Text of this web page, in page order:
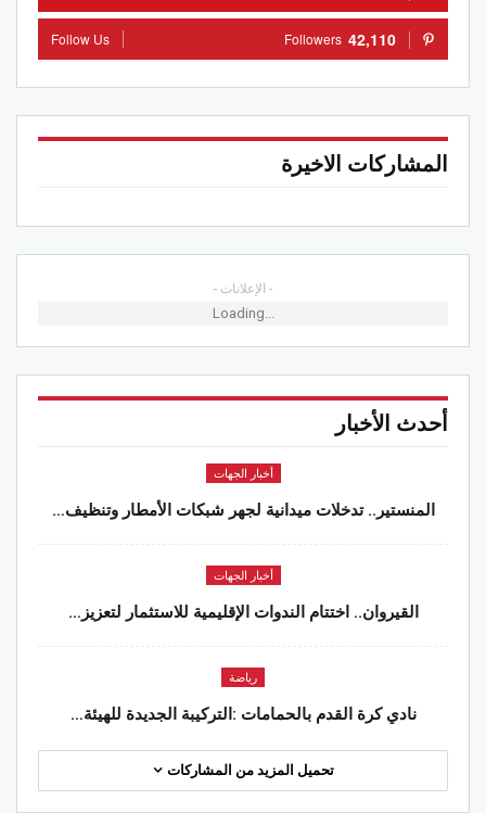
42,110
Followers
Follow Us
المشاركات الاخيرة
- الإعلانات -
Loading...
أحدث الأخبار
أخبار الجهات
المنستير.. تدخلات ميدانية لجهر شبكات الأمطار وتنظيف…
أخبار الجهات
القيروان.. اختتام الندوات الإقليمية للاستثمار لتعزيز…
رياضة
نادي كرة القدم بالحمامات :التركيبة الجديدة للهيئة…
تحميل المزيد من المشاركات